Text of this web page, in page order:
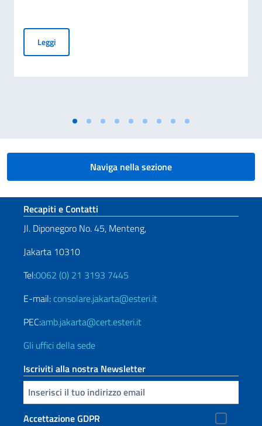
LeggiBorse di studio del Governo italiano per l’Anno
Naviga nella sezione
Sezione footer
Recapiti e Contatti
Jl. Diponegoro No. 45, Menteng,
Jakarta 10310
Tel:0062 (0) 21 3193 7445
E-mail: consolare.jakarta@esteri.it
PEC:amb.jakarta@cert.esteri.it
Gli uffici della sede
Iscriviti alla nostra Newsletter
Inserisci la tua email
Accettazione GDPR